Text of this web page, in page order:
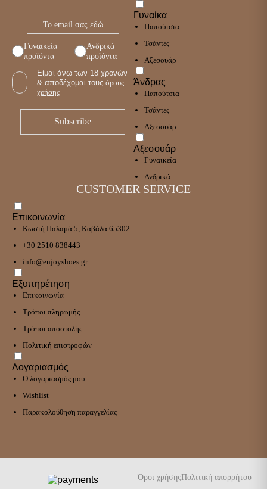
Γυναικεία
προϊόντα
Ανδρικά
προϊόντα
Είμαι άνω των 18 χρονών
& αποδέχομαι τους όρους
χρήσης
Γυναίκα
Παπούτσια
Τσάντες
Αξεσουάρ
Άνδρας
Παπούτσια
Τσάντες
Αξεσουάρ
Αξεσουάρ
Γυναικεία
Ανδρικά
CUSTOMER SERVICE
Επικοινωνία
Κωστή Παλαμά 5, Καβάλα 65302
+30 2510 838443
info@enjoyshoes.gr
Εξυπηρέτηση
Επικοινωνία
Τρόποι πληρωμής
Τρόποι αποστολής
Πολιτική επιστροφών
Λογαριασμός
Ο λογαριασμός μου
Wishlist
Παρακολούθηση παραγγελίας
Όροι χρήσηςΠολιτική απορρήτου